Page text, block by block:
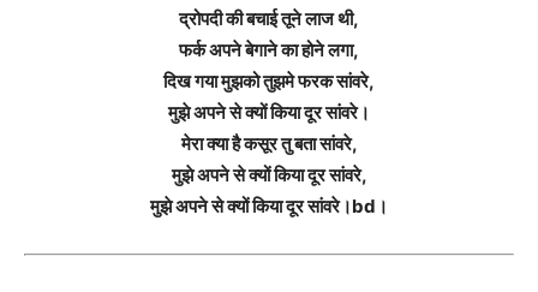
द्रोपदी की बचाई तूने लाज थी,
फर्क अपने बेगाने का होने लगा,
दिख गया मुझको तुझमे फरक सांवरे,
मुझे अपने से क्यों किया दूर सांवरे।
मेरा क्या है कसूर तु बता सांवरे,
मुझे अपने से क्यों किया दूर सांवरे,
मुझे अपने से क्यों किया दूर सांवरे।bd।